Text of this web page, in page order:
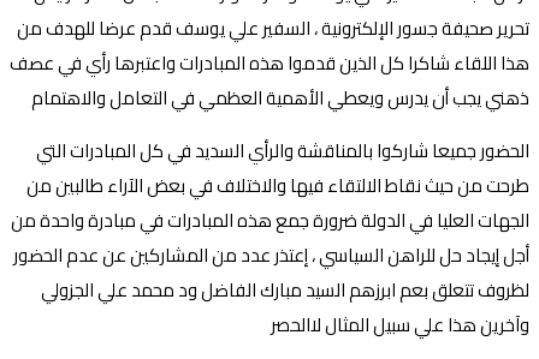
تحرير صحيفة جسور الإلكترونية ، السفير علي يوسف قدم عرضا للهدف من
هذا اللقاء شاكرا كل الذين قدموا هذه المبادرات واعتبرها رأي في عصف
ذهني يجب أن يدرس ويعطي الأهمية العظمي في التعامل والاهتمام
الحضور جميعا شاركوا بالمناقشة والرأي السديد في كل المبادرات التي
طرحت من حيث نقاط الالتقاء فيها والاختلاف في بعض الآراء طالبين من
الجهات العليا في الدولة ضرورة جمع هذه المبادرات في مبادرة واحدة من
أجل إيجاد حل للراهن السياسي ، إعتذر عدد من المشاركين عن عدم الحضور
لظروف تتعلق بعم ابرزهم السيد مبارك الفاضل ود محمد علي الجزولي
وآخرين هذا علي سبيل المثال لاالحصر